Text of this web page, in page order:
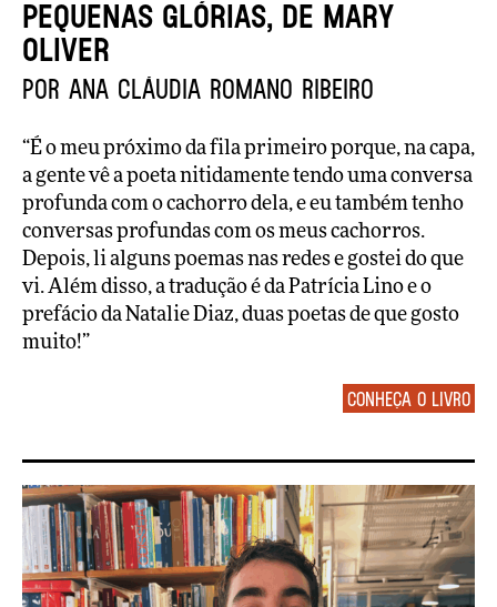
Pequenas glórias, de Mary
Oliver
por Ana Cláudia Romano Ribeiro
“É o meu próximo da fila primeiro porque, na capa,
a gente vê a poeta nitidamente tendo uma conversa
profunda com o cachorro dela, e eu também tenho
conversas profundas com os meus cachorros.
Depois, li alguns poemas nas redes e gostei do que
vi. Além disso, a tradução é da Patrícia Lino e o
prefácio da Natalie Diaz, duas poetas de que gosto
muito!”
Conheça o livro